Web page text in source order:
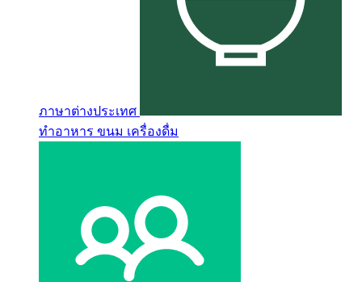
ภาษาต่างประเทศ
ทำอาหาร ขนม เครื่องดื่ม